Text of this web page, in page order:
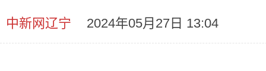
中新网辽宁 2024年05月27日 13:04